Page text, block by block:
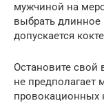
мужчиной на
выбрать длинное
допускается
Остановите свой
не предполагает
провокационных